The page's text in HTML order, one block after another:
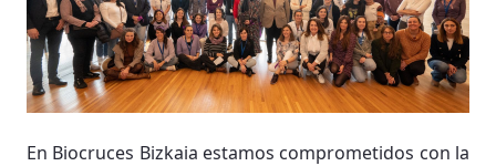
En Biocruces Bizkaia estamos comprometidos con la